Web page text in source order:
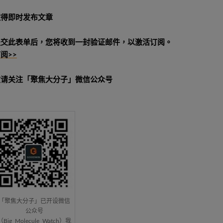
即时发布文章
此表单后，您将收到一封验证邮件，以激活订阅。
>>
关注「聚焦大分子」微信公众号
聚焦大分子」已开设微信
公众号
Big_Molecule_Watch）我